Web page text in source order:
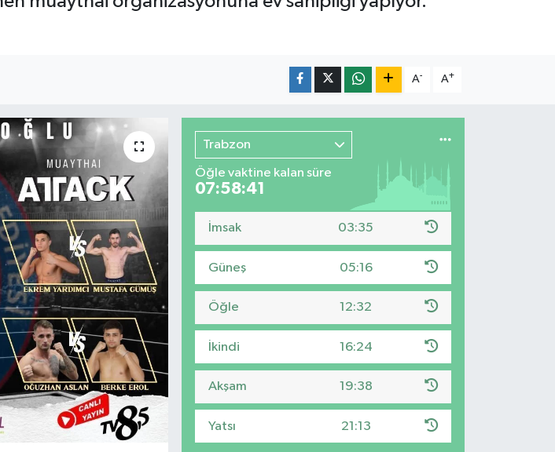
A- A+
Trabzon
Öğle vaktine kalan süre
07:58:40
İmsak 03:35
Güneş 05:16
Öğle 12:32
İkindi 16:24
Akşam 19:38
Yatsı 21:13